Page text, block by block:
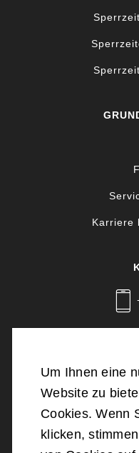
Karriere
2026
Um Ihnen eine
Website zu
Cookies. Wenn
klicken,